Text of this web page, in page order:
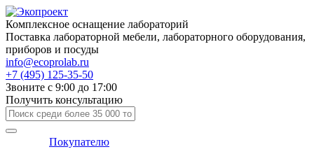
Комплексное оснащение лабораторий
Поставка лабораторной мебели, лабораторного оборудования,
приборов и посуды
info@ecoprolab.ru
+7 (495) 125-35-50
Звоните с 9:00 до 17:00
Получить консультацию
Покупателю